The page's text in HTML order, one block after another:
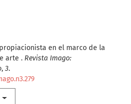
en el marco de la
arte . Revista Imago:
, 3.